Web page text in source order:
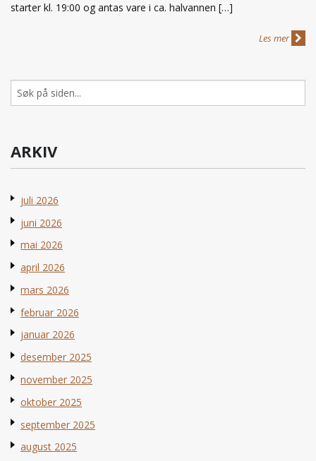
starter kl. 19:00 og antas vare i ca. halvannen […]
Les mer
Søk
etter:
ARKIV
juli 2026
juni 2026
mai 2026
april 2026
mars 2026
februar 2026
januar 2026
desember 2025
november 2025
oktober 2025
september 2025
august 2025